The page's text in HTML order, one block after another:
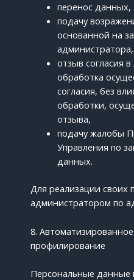
перенос данных,
подачу
основанной на
администратора,
отзыв согласия
обработка
согласия, без
обработки,
отзыва,
подачу жалобы
Управления по
данных.
Для реализации своих
администратором по
8.
профилирование
Персональные данные